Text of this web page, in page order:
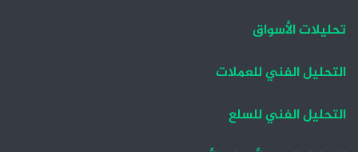
تحليلات الأسواق
التحليل الفني للعملات
التحليل الفني للسلع